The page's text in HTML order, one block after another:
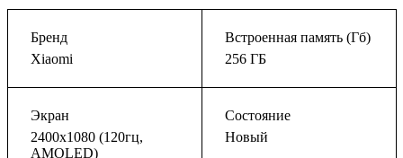
Бренд
Xiaomi
Встроенная память (Гб)
256 ГБ
Экран
2400x1080 (120гц,
AMOLED)
Состояние
Новый